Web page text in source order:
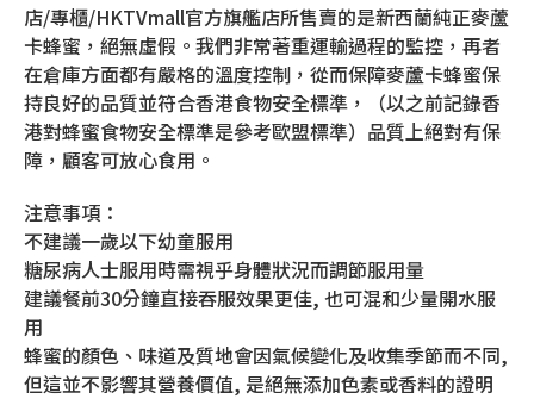
店/專櫃/HKTVmall官方旗艦店所售賣的是新西蘭純正麥蘆
卡蜂蜜，絕無虛假。我們非常著重運輸過程的監控，再者
在倉庫方面都有嚴格的溫度控制，從而保障麥蘆卡蜂蜜保
持良好的品質並符合香港食物安全標準，（以之前記錄香
港對蜂蜜食物安全標準是參考歐盟標準）品質上絕對有保
障，顧客可放心食用。
注意事項：
不建議一歲以下幼童服用
糖尿病人士服用時需視乎身體狀況而調節服用量
建議餐前30分鐘直接吞服效果更佳, 也可混和少量開水服
用
蜂蜜的顏色、味道及質地會因氣候變化及收集季節而不同,
但這並不影響其營養價值, 是絕無添加色素或香料的證明